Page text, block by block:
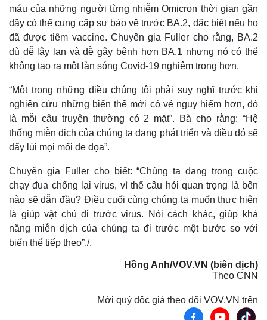
Thể thao
Bóng đá
Lịch thi đấu bóng đá
eSports
Hậu trường
Ô tô - Xe máy
Ô tô
máu của những người từng nhiễm Omicron thời gian gần
đây có thể cung cấp sự bảo vệ trước BA.2, đặc biệt nếu họ
đã được tiêm vaccine. Chuyên gia Fuller cho rằng, BA.2
dù dễ lây lan và dễ gây bệnh hơn BA.1 nhưng nó có thể
không tạo ra một làn sóng Covid-19 nghiêm trọng hơn.
“Một trong những điều chúng tôi phải suy nghĩ trước khi
nghiên cứu những biến thể mới có vẻ nguy hiểm hơn, đó
là mỗi câu truyện thường có 2 mặt”. Bà cho rằng: “Hệ
thống miễn dịch của chúng ta đang phát triển và điều đó sẽ
đẩy lùi mọi mối đe dọa”.
Chuyên gia Fuller cho biết: “Chúng ta đang trong cuộc
chạy đua chống lại virus, vì thế câu hỏi quan trọng là bên
nào sẽ dẫn đầu? Điều cuối cùng chúng ta muốn thực hiện
là giúp vật chủ đi trước virus. Nói cách khác, giúp khả
năng miễn dịch của chúng ta đi trước một bước so với
biến thể tiếp theo”./.
Hồng Anh/VOV.VN (biên dịch)
Theo CNN
Mời quý độc giả theo dõi VOV.VN trên